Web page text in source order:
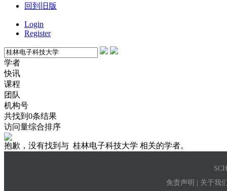
回到旧版
Login
Register
学者
快讯
课程
团队
机构号
共找到0条结果
访问量综合排序
抱歉，没有找到与 桂林电子科技大学 相关的学者。
免责声明 | 关于我